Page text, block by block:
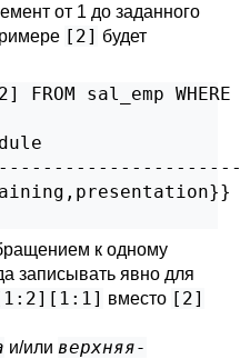
от 1 до заданного
[2] будет
FROM sal_emp
к одному
записывать явно для
вместо [2]
и/или верхняя-